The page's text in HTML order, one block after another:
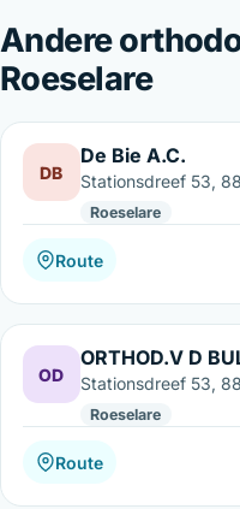
Andere
Roeselare
DB
De Bie A.C.
Stationsdreef 53,
Roeselare
Route
OD
ORTHOD.V D
Stationsdreef 53,
Roeselare
Route